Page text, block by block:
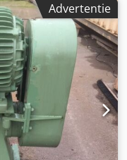
Advertentie